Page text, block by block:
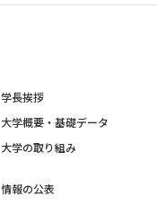
学長挨拶
大学概要・基礎データ
大学の取り組み
情報の公表